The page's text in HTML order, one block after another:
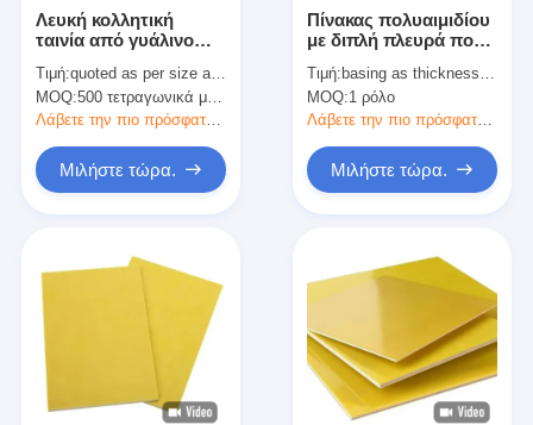
Γύρος εργοστασίων
Λευκή κολλητική
ταινία από γυάλινο
στην πίεση ακρυλική
κόλλα
Τιμή:quoted as per size and quantity
MOQ:500 τετραγωνικά μέτρα
Λάβετε την πιο πρόσφατη τιμή
Μιλήστε τώρα.
Πίνακας πολυαιμιδίου
με διπλή πλευρά που
επεξεργασία από
κορόνα,
πιστοποιημένο από
Τιμή: basing as thickness and quantity
MOQ:1 ρόλο
Λάβετε την πιο πρόσφατη τιμή
Μιλήστε τώρα.